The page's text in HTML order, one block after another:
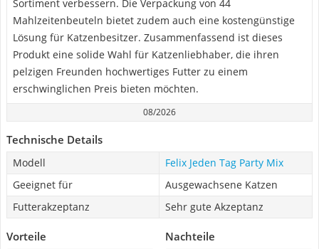
Sortiment verbessern. Die Verpackung von 44
Mahlzeitenbeuteln bietet zudem auch eine kostengünstige
Lösung für Katzenbesitzer. Zusammenfassend ist dieses
Produkt eine solide Wahl für Katzenliebhaber, die ihren
pelzigen Freunden hochwertiges Futter zu einem
erschwinglichen Preis bieten möchten.
08/2026
Technische Details
Modell
Felix Jeden Tag Party Mix
Geeignet für
Ausgewachsene Katzen
Futterakzeptanz
Sehr gute Akzeptanz
Vorteile Nachteile